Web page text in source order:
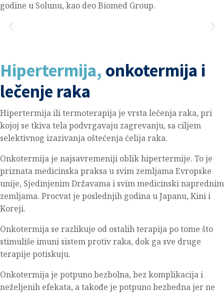
godine u Solunu, kao deo Biomed Group.
Hipertermija, onkotermija i
lečenje raka
Hipertermija ili termoterapija je vrsta lečenja raka, pri
kojoj se tkiva tela podvrgavaju zagrevanju, sa ciljem
selektivnog izazivanja oštećenja ćelija raka.
Onkotermija je najsavremeniji oblik hipertermije. To je
priznata medicinska praksa u svim zemljama Evropske
unije, Sjedinjenim Državama i svim medicinski naprednim
zemljama. Procvat je poslednjih godina u Japanu, Kini i
Koreji.
Onkotermija se razlikuje od ostalih terapija po tome što
stimuliše imuni sistem protiv raka, dok ga sve druge
terapije potiskuju.
Onkotermija je potpuno bezbolna, bez komplikacija i
neželjenih efekata, a takođe je potpuno bezbedna jer ne